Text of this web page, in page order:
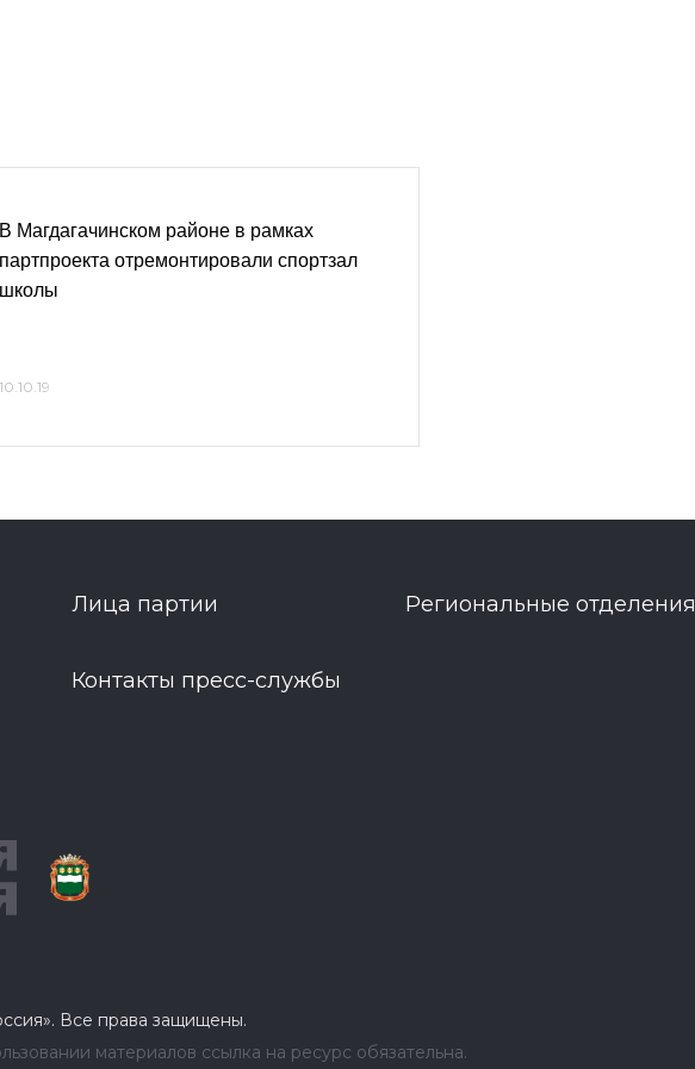
В Магдагачинском районе в рамках
партпроекта отремонтировали спортзал
школы
10.10.19
Лица партии Региональные отделения
Контакты пресс-службы
Все права защищены.
материалов ссылка на ресурс обязательна.